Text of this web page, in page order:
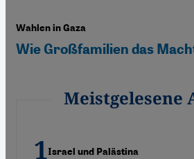
Wahlen in Gaza
Wie Großfamilien das
Meistgelesene
Israel und Palästina